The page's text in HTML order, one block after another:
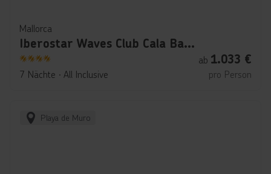
Mallorca
Iberostar Waves Club Cala Barca
4
7 Nächte ∙ All Inclusive
ab 1.033 €
pro Person
Playa de Muro